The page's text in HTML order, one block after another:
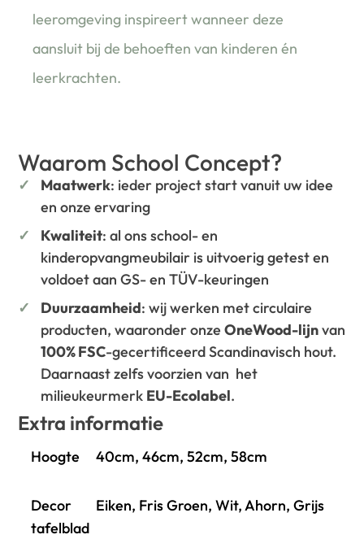
leeromgeving inspireert wanneer deze
aansluit bij de behoeften van kinderen én
leerkrachten.
Waarom School Concept?
Maatwerk: ieder project start vanuit uw idee
en onze ervaring
Kwaliteit: al ons school- en
kinderopvangmeubilair is uitvoerig getest en
voldoet aan GS- en TÜV-keuringen
Duurzaamheid: wij werken met circulaire
producten, waaronder onzeOneWood-lijnvan
100% FSC-gecertificeerd Scandinavisch hout.
Daarnaast zelfs voorzien van het
milieukeurmerk EU-Ecolabel.
Extra informatie
Hoogte 40cm, 46cm, 52cm, 58cm
Decor
tafelblad
Eiken, Fris Groen, Wit, Ahorn, Grijs